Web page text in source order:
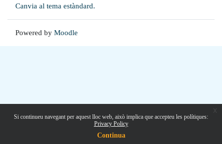
Si continueu navegant per aquest lloc web, això implica que accepteu les polítiques:
Privacy Policy
Continua
Canvia al tema estàndard.
Powered by Moodle